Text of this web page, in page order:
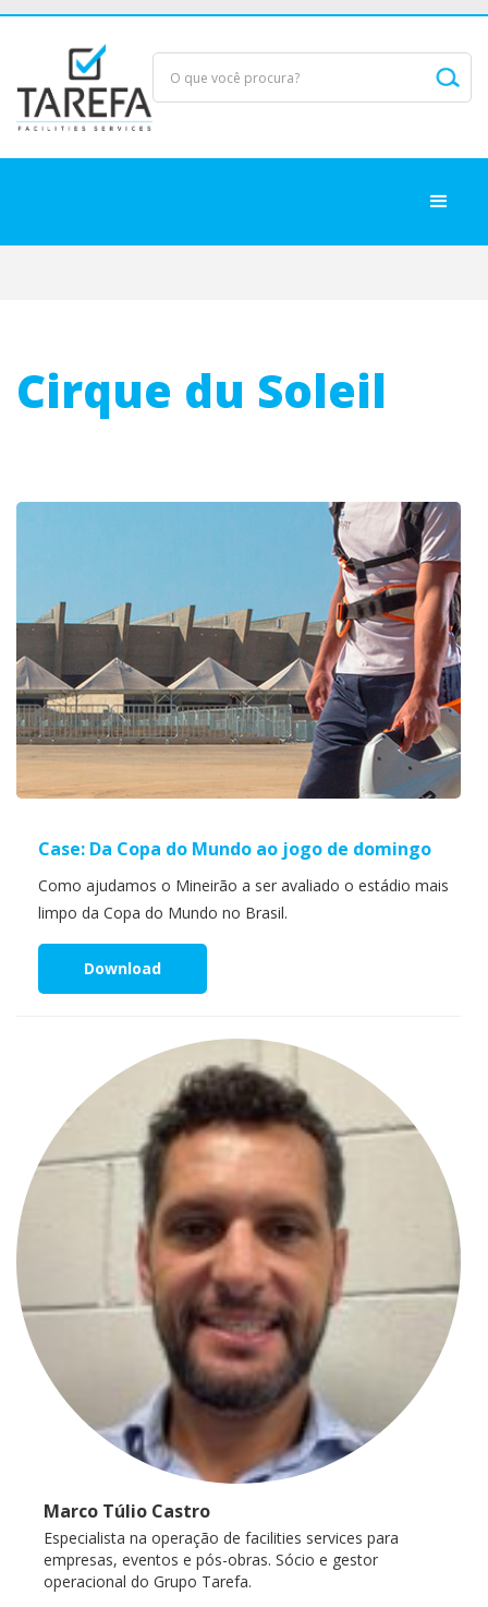
Cirque du Soleil
Case: Da Copa do Mundo ao jogo de domingo
Como ajudamos o Mineirão a ser avaliado o estádio mais
limpo da Copa do Mundo no Brasil.
Download
Marco Túlio Castro
Especialista na operação de facilities services para
empresas, eventos e pós-obras. Sócio e gestor
operacional do Grupo Tarefa.